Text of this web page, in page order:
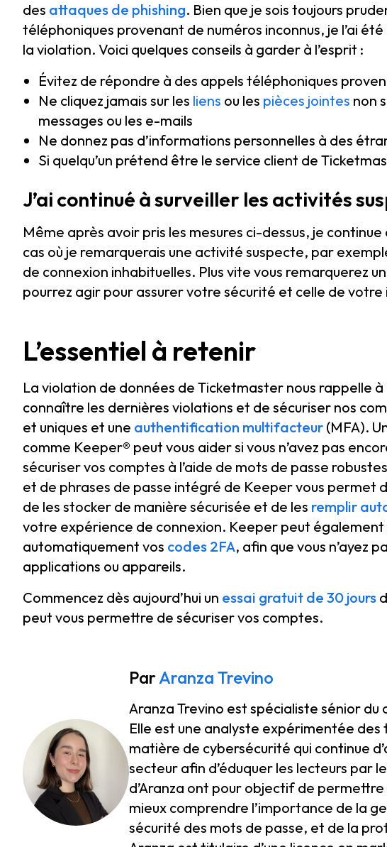
des attaques de phishing. Bien que je sois toujours
téléphoniques provenant de numéros inconnus, je l’ai
la violation. Voici quelques conseils à garder à l’esprit :
Évitez de répondre à des appels téléphoniques
Ne cliquez jamais sur les liens ou les pièces jointes non
messages ou les e-mails
Ne donnez pas d’informations personnelles à des
Si quelqu’un prétend être le service client de
J’ai continué à surveiller les activités
Même après avoir pris les mesures ci-dessus, je
cas où je remarquerais une activité suspecte, par
de connexion inhabituelles. Plus vite vous remarquerez
pourrez agir pour assurer votre sécurité et celle de
L’essentiel à retenir
La violation de données de Ticketmaster nous rappelle
connaître les dernières violations et de sécuriser nos
et uniques et une authentification multifacteur (MFA).
comme Keeper® peut vous aider si vous n’avez pas
sécuriser vos comptes à l’aide de mots de passe
et de phrases de passe intégré de Keeper vous permet
de les stocker de manière sécurisée et de les remplir
votre expérience de connexion. Keeper peut
automatiquement vos codes 2FA, afin que vous n’ayez
applications ou appareils.
Commencez dès aujourd’hui un essai gratuit de 30 jours
peut vous permettre de sécuriser vos comptes.
ParAranza Trevino
Aranza Trevino est spécialiste sénior
Elle est une analyste expérimentée
matière de cybersécurité qui continue
secteur afin d’éduquer les lecteurs par
d’Aranza ont pour objectif de
mieux comprendre l’importance de la
sécurité des mots de passe, et de la